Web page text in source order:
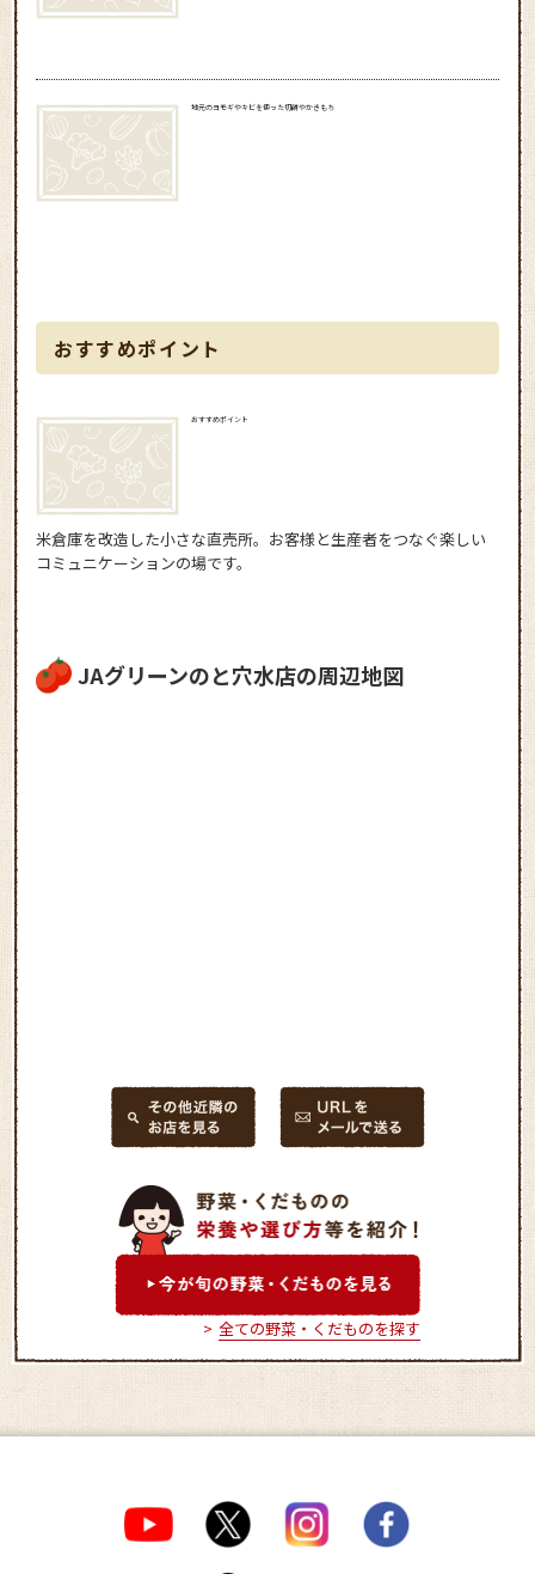
地元のヨモギやキビを使った切餅やかきもち
おすすめポイント
おすすめポイント
米倉庫を改造した小さな直売所。お客様と生産者をつなぐ楽しい
コミュニケーションの場です。
JAグリーンのと穴水店の周辺地図
全ての野菜・くだものを探す